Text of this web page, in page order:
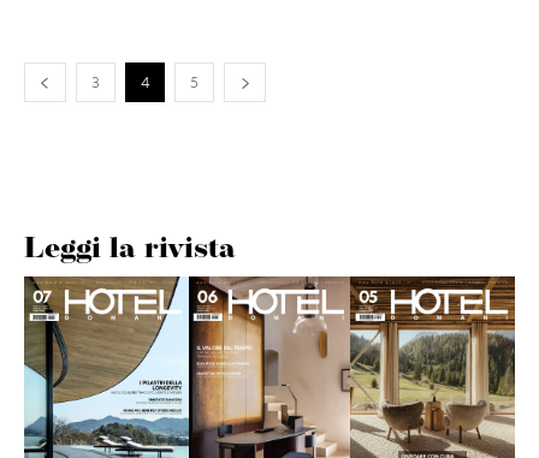
3 4 5
Leggi la rivista